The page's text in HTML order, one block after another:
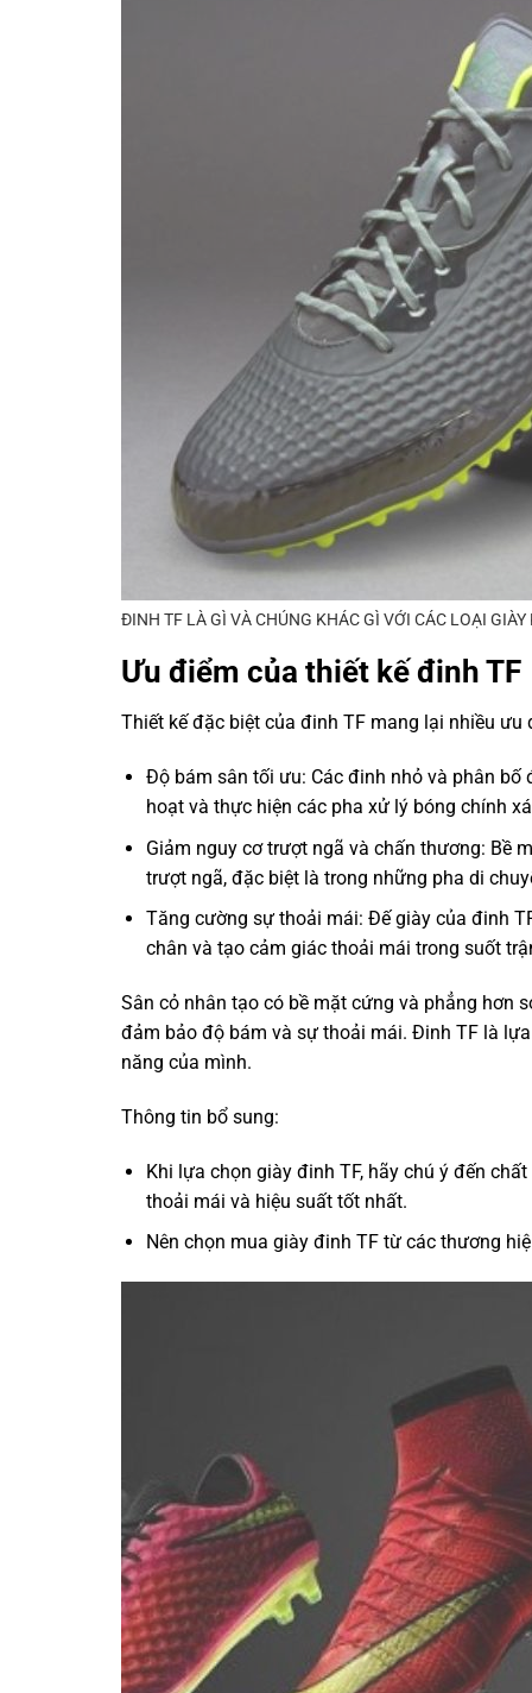
ĐINH TF LÀ GÌ VÀ CHÚNG KHÁC GÌ VỚI CÁC LOẠI GIÀY
Ưu điểm của thiết kế đinh TF
Thiết kế đặc biệt của đinh TF mang lại nhiều
Độ bám sân tối ưu: Các đinh nhỏ và phân
hoạt và thực hiện các pha xử lý bóng chính
Giảm nguy cơ trượt ngã và chấn thương: Bề
trượt ngã, đặc biệt là trong những pha di
Tăng cường sự thoải mái: Đế giày của đinh
chân và tạo cảm giác thoải mái trong suốt
Sân cỏ nhân tạo có bề mặt cứng và phẳng hơn
đảm bảo độ bám và sự thoải mái. Đinh TF là
năng của mình.
Thông tin bổ sung:
Khi lựa chọn giày đinh TF, hãy chú ý đến
thoải mái và hiệu suất tốt nhất.
Nên chọn mua giày đinh TF từ các thương